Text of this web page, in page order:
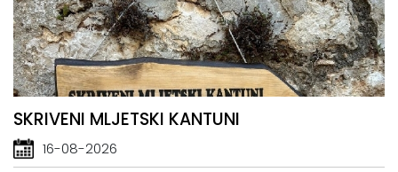
SKRIVENI MLJETSKI KANTUNI
16-08-2026